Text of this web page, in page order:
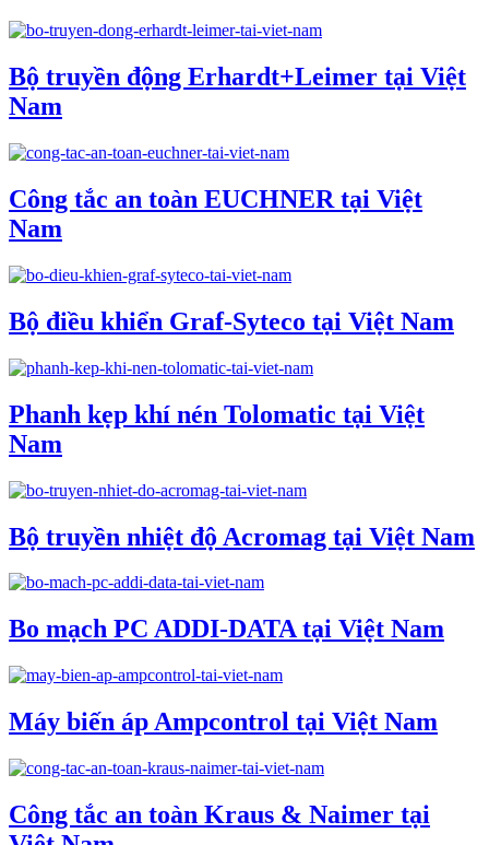
Bộ truyền động Erhardt+Leimer tại Việt
Nam
Công tắc an toàn EUCHNER tại Việt
Nam
Bộ điều khiển Graf-Syteco tại Việt Nam
Phanh kẹp khí nén Tolomatic tại Việt
Nam
Bộ truyền nhiệt độ Acromag tại Việt Nam
Bo mạch PC ADDI-DATA tại Việt Nam
Máy biến áp Ampcontrol tại Việt Nam
Công tắc an toàn Kraus & Naimer tại